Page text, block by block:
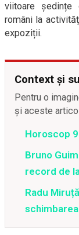
viitoare ședințe
români la
expoziții.
Context și
Pentru o
și aceste
Horoscop
Bruno
record de
Radu